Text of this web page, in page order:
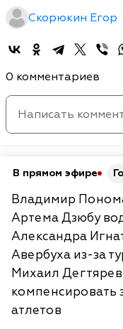
Скорюкин Егор
0 комментариев
В прямом эфире
Владимир
Артема Дзюбу
Александра
Авербуха из-за
Михаил
компенсировать
атлетов